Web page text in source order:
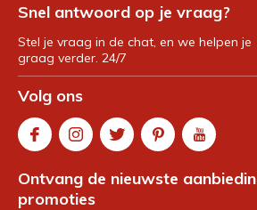
Snel antwoord op je vraag?
Stel je vraag in de chat, en we helpen je
graag verder. 24/7
Volg ons
Ontvang de nieuwste
promoties